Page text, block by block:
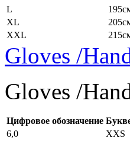
L
XL
XXL
Gloves /
Gloves /
Цифровое обозначение
6,0
XXS